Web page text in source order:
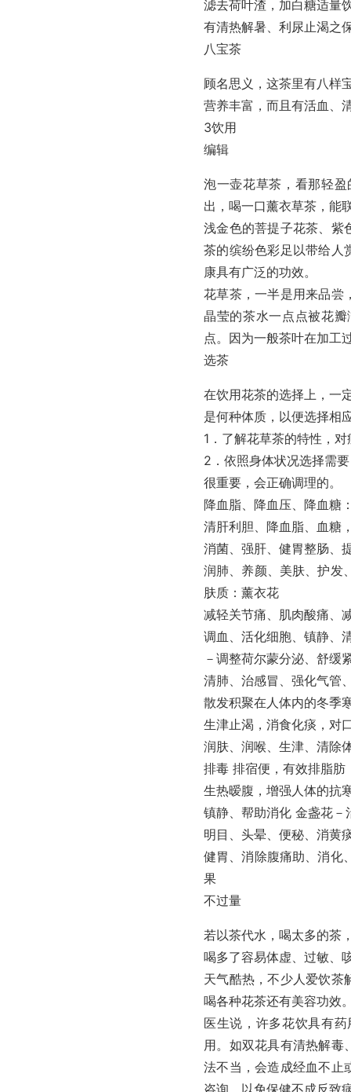
滤去荷叶渣，加白糖适量
有清热解暑、利尿止渴之
八宝茶
顾名思义，这茶里有八
营养丰富，而且有活血、
3饮用
编辑
泡一壶花草茶，看那轻
出，喝一口薰衣草茶，
浅金色的菩提子花茶、紫
茶的缤纷色彩足以带给人
康具有广泛的功效。
花草茶，一半是用来品尝
晶莹的茶水一点点被花
点。因为一般茶叶在加工
选茶
在饮用花茶的选择上，一
是何种体质，以便选择相
1．了解花草茶的特性，
2．依照身体状况选择需
很重要，会正确调理的。
降血脂、降血压、降血糖
清肝利胆、降血脂、血糖
消菌、强肝、健胃整肠、
润肺、养颜、美肤、护发
肤质：薰衣花
减轻关节痛、肌肉酸痛、
调血、活化细胞、镇静、
－调整荷尔蒙分泌、舒缓
清肺、治感冒、强化气管
散发积聚在人体内的冬季
生津止渴，消食化痰，对
润肤、润喉、生津、清除
排毒 排宿便，有效排脂
生热暧腹，增强人体的抗
镇静、帮助消化 金盏花
明目、头晕、便秘、消黄
健胃、消除腹痛助、消化
果
不过量
若以茶代水，喝太多的茶
喝多了容易体虚、过敏、
天气酷热，不少人爱饮茶
喝各种花茶还有美容功效
医生说，许多花饮具有
用。如双花具有清热解毒
法不当，会造成经血不止
咨询，以免保健不成反致